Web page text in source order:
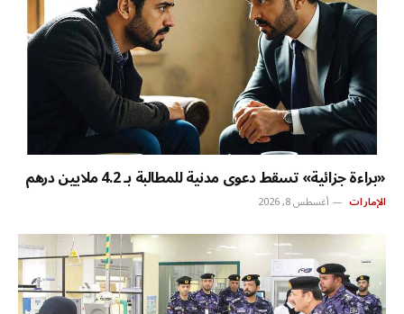
«براءة جزائية» تسقط دعوى مدنية للمطالبة بـ 4.2 ملايين درهم
الإمارات أغسطس 8, 2026